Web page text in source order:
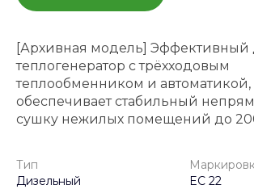
[Архивная модель] Эффективный
теплогенератор с трёхходовым
теплообменником и автоматикой,
обеспечивает стабильный
сушку нежилых помещений до
Тип
Дизельный
EC 22